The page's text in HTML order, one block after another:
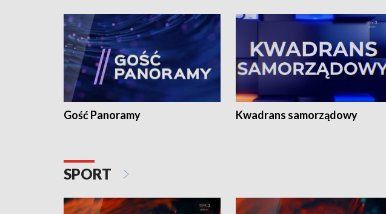
Gość Panoramy Kwadrans samorządowy
SPORT